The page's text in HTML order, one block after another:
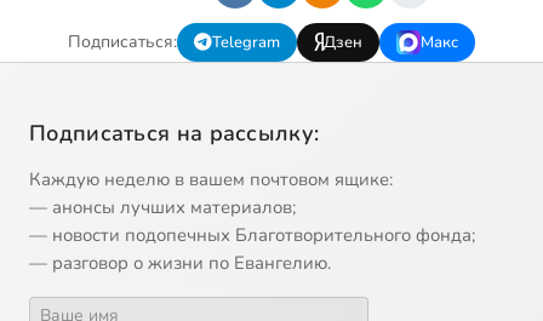
Подписаться: Telegram Дзен Макс
Подписаться на рассылку:
Каждую неделю в вашем почтовом ящике:
— анонсы лучших материалов;
— новости подопечных Благотворительного фонда;
— разговор о жизни по Евангелию.